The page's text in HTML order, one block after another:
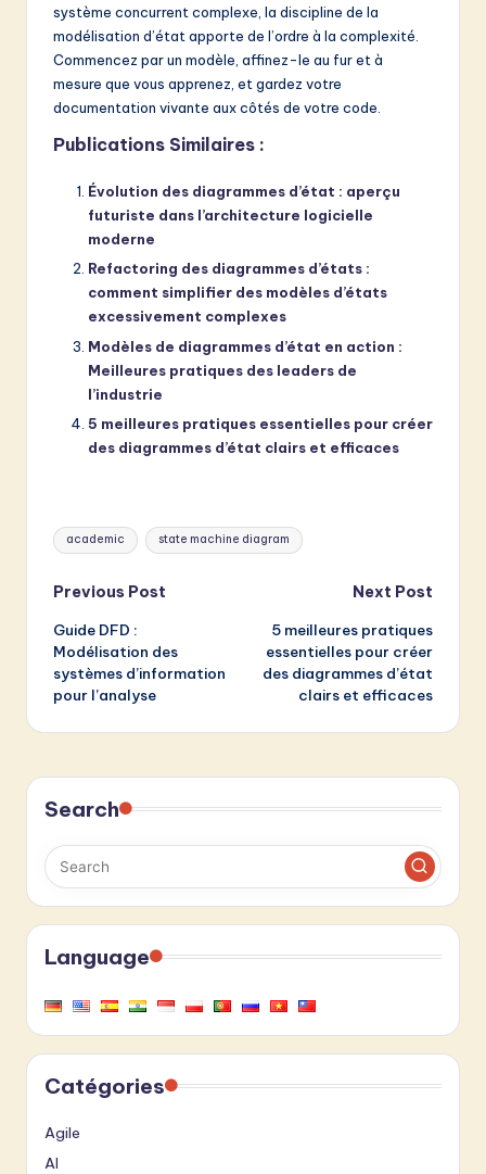
système concurrent complexe, la discipline de la
modélisation d’état apporte de l’ordre à la complexité.
Commencez par un modèle, affinez-le au fur et à
mesure que vous apprenez, et gardez votre
documentation vivante aux côtés de votre code.
Publications Similaires :
Évolution des diagrammes d’état : aperçu
futuriste dans l’architecture logicielle
moderne
Refactoring des diagrammes d’états :
comment simplifier des modèles d’états
excessivement complexes
Modèles de diagrammes d’état en action :
Meilleures pratiques des leaders de
l’industrie
5 meilleures pratiques essentielles pour créer
des diagrammes d’état clairs et efficaces
Tags:
academic state machine diagram
Post
navigation
Previous Post
Guide DFD :
Modélisation des
systèmes d’information
pour l’analyse
Next Post
5 meilleures pratiques
essentielles pour créer
des diagrammes d’état
clairs et efficaces
Search
Language
Catégories
Agile
AI